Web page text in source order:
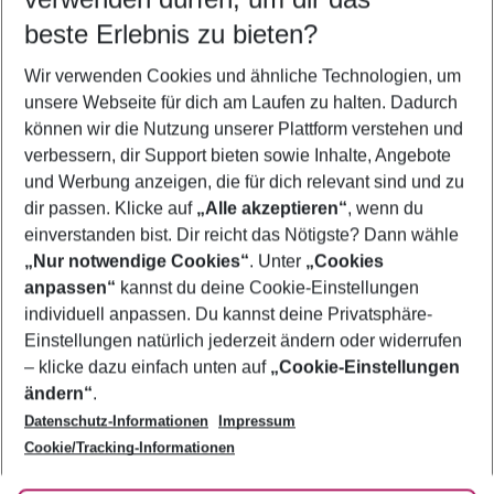
5-8 Nächte
2 Erwachsene Keine Kinder
Mehr Filter anzeigen
Footer
Footer navigation
Über uns
AGB
Bestpreisgarantie
Cookie-Einstellungen ändern
Cookie-Richtlinie
Agenturbetreuung
Barrierefreies Reisen
Folge uns
beste Erlebnis zu bieten?
Wir verwenden Cookies und ähnliche Technologien, um
unsere Webseite für dich am Laufen zu halten. Dadurch
können wir die Nutzung unserer Plattform verstehen und
verbessern, dir Support bieten sowie Inhalte, Angebote
und Werbung anzeigen, die für dich relevant sind und zu
dir passen. Klicke auf „Alle akzeptieren“, wenn du
einverstanden bist. Dir reicht das Nötigste? Dann wähle
„Nur notwendige Cookies“. Unter „Cookies
anpassen“ kannst du deine Cookie-Einstellungen
individuell anpassen. Du kannst deine Privatsphäre-
Einstellungen natürlich jederzeit ändern oder widerrufen
– klicke dazu einfach unten auf „Cookie-Einstellungen
ändern“.
Datenschutz-Informationen
Impressum
Cookie/Tracking-Informationen